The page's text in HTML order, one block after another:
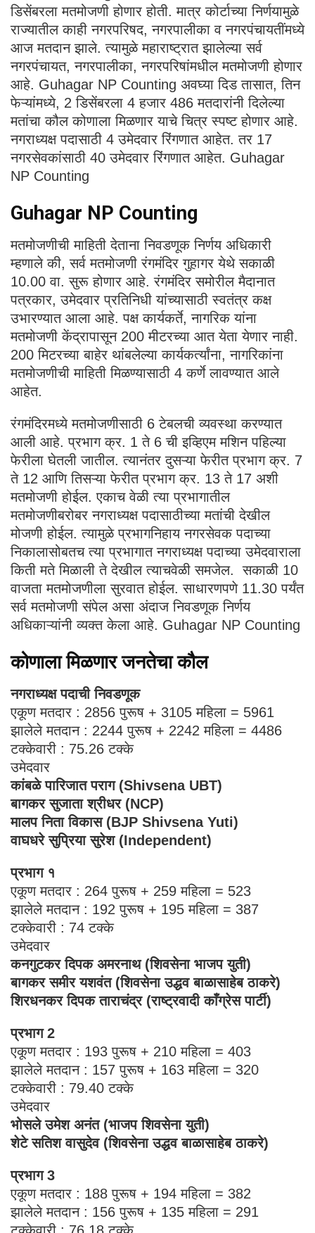
डिसेंबरला मतमोजणी होणार होती. मात्र कोर्टाच्या निर्णयामुळे
राज्यातील काही नगरपरिषद, नगरपालीका व नगरपंचायतींमध्ये
आज मतदान झाले. त्यामुळे महाराष्ट्रात झालेल्या सर्व
नगरपंचायत, नगरपालीका, नगरपरिषांमधील मतमोजणी होणार
आहे. Guhagar NP Counting अवघ्या दिड तासात, तिन
फेऱ्यांमध्ये, 2 डिसेंबरला 4 हजार 486 मतदारांनी दिलेल्या
मतांचा कौल कोणाला मिळणार याचे चित्र स्पष्ट होणार आहे.
नगराध्यक्ष पदासाठी 4 उमेदवार रिंगणात आहेत. तर 17
नगरसेवकांसाठी 40 उमेदवार रिंगणात आहेत. Guhagar
NP Counting
Guhagar NP Counting
मतमोजणीची माहिती देताना निवडणूक निर्णय अधिकारी
म्हणाले की, सर्व मतमोजणी रंगमंदिर गुहागर येथे सकाळी
10.00 वा. सुरू होणार आहे. रंगमंदिर समोरील मैदानात
पत्रकार, उमेदवार प्रतिनिधी यांच्यासाठी स्वतंत्र कक्ष
उभारण्यात आला आहे. पक्ष कार्यकर्ते, नागरिक यांना
मतमोजणी केंद्रापासून 200 मीटरच्या आत येता येणार नाही.
200 मिटरच्या बाहेर थांबलेल्या कार्यकर्त्यांना, नागरिकांना
मतमोजणीची माहिती मिळण्यासाठी 4 कर्णे लावण्यात आले
आहेत.
रंगमंदिरमध्ये मतमोजणीसाठी 6 टेबलची व्यवस्था करण्यात
आली आहे. प्रभाग क्र. 1 ते 6 ची इव्हिएम मशिन पहिल्या
फेरीला घेतली जातील. त्यानंतर दुसऱ्या फेरीत प्रभाग क्र. 7
ते 12 आणि तिसऱ्या फेरीत प्रभाग क्र. 13 ते 17 अशी
मतमोजणी होईल. एकाच वेळी त्या प्रभागातील
मतमोजणीबरोबर नगराध्यक्ष पदासाठीच्या मतांची देखील
मोजणी होईल. त्यामुळे प्रभागनिहाय नगरसेवक पदाच्या
निकालासोबतच त्या प्रभागात नगराध्यक्ष पदाच्या उमेदवाराला
किती मते मिळाली ते देखील त्याचवेळी समजेल. सकाळी 10
वाजता मतमोजणीला सुरवात होईल. साधारणपणे 11.30 पर्यंत
सर्व मतमोजणी संपेल असा अंदाज निवडणूक निर्णय
अधिकाऱ्यांनी व्यक्त केला आहे. Guhagar NP Counting
कोणाला मिळणार जनतेचा कौल
नगराध्यक्ष पदाची निवडणूक
एकूण मतदार : 2856 पुरूष + 3105 महिला = 5961
झालेले मतदान : 2244 पुरूष + 2242 महिला = 4486
टक्केवारी : 75.26 टक्के
उमेदवार
कांबळे पारिजात पराग (Shivsena UBT)
बागकर सुजाता श्रीधर (NCP)
मालप निता विकास (BJP Shivsena Yuti)
वाघधरे सुप्रिया सुरेश (Independent)
प्रभाग १
एकूण मतदार : 264 पुरूष + 259 महिला = 523
झालेले मतदान : 192 पुरूष + 195 महिला = 387
टक्केवारी : 74 टक्के
उमेदवार
कनगुटकर दिपक अमरनाथ (शिवसेना भाजप युती)
बागकर समीर यशवंत (शिवसेना उद्धव बाळासाहेब ठाकरे)
शिरधनकर दिपक ताराचंद्र (राष्ट्रवादी काँग्रेस पार्टी)
प्रभाग 2
एकूण मतदार : 193 पुरूष + 210 महिला = 403
झालेले मतदान : 157 पुरूष + 163 महिला = 320
टक्केवारी : 79.40 टक्के
उमेदवार
भोसले उमेश अनंत (भाजप शिवसेना युती)
शेटे सतिश वासुदेव (शिवसेना उद्धव बाळासाहेब ठाकरे)
प्रभाग 3
एकूण मतदार : 188 पुरूष + 194 महिला = 382
झालेले मतदान : 156 पुरूष + 135 महिला = 291